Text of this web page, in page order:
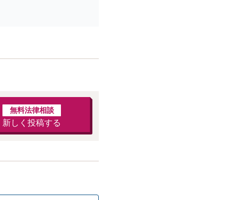
無料法律相談
新しく投稿する